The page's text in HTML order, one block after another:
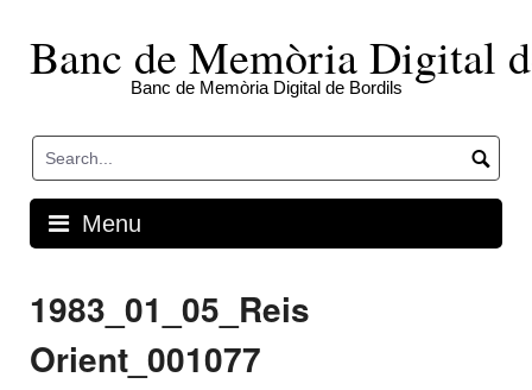
contentBanc de Memòria Digital
Banc de Memòria Digital de Bordils
Menu
1983_01_05_Reis
Orient_001077